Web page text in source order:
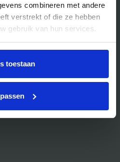
combineren met andere
verstrekt of die ze hebben
gebruik van hun services.
toestaan